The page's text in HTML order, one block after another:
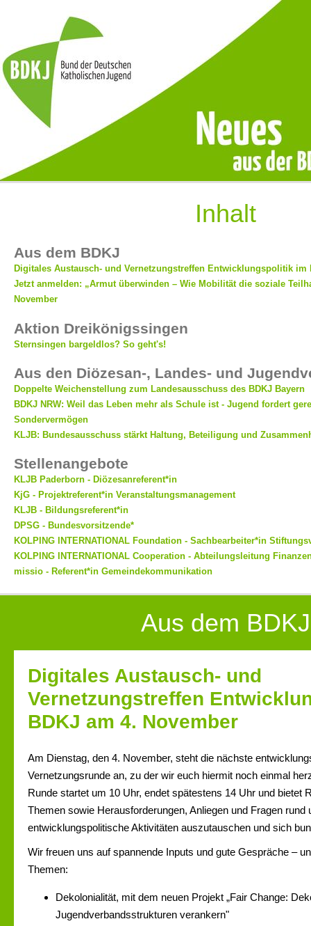
Inhalt
Aus dem BDKJ
Digitales Austausch- und Vernetzungstreffen Entwicklungspolitik im
Jetzt anmelden: „Armut überwinden – Wie Mobilität die soziale
November
Aktion Dreikönigssingen
Sternsingen bargeldlos? So geht's!
Aus den Diözesan-, Landes- und
Doppelte Weichenstellung zum Landesausschuss des BDKJ Bayern
BDKJ NRW: Weil das Leben mehr als Schule ist - Jugend fordert
Sondervermögen
KLJB: Bundesausschuss stärkt Haltung, Beteiligung und
Stellenangebote
KLJB Paderborn - Diözesanreferent*in
KjG - Projektreferent*in Veranstaltungsmanagement
KLJB - Bildungsreferent*in
DPSG - Bundesvorsitzende*
KOLPING INTERNATIONAL Foundation - Sachbearbeiter*in
KOLPING INTERNATIONAL Cooperation - Abteilungsleitung
missio - Referent*in Gemeindekommunikation
Aus dem BDKJ
Digitales Austausch- und
Vernetzungstreffen
BDKJ am 4. November
Am Dienstag, den 4. November, steht die nächste
Vernetzungsrunde an, zu der wir euch hiermit noch einmal
Runde startet um 10 Uhr, endet spätestens 14 Uhr und bietet
Themen sowie Herausforderungen, Anliegen und Fragen rund
entwicklungspolitische Aktivitäten auszutauschen und sich
Wir freuen uns auf spannende Inputs und gute Gespräche –
Themen:
Dekolonialität, mit dem neuen Projekt „Fair Change:
Jugendverbandsstrukturen verankern"